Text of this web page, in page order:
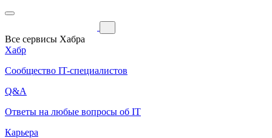
Все сервисы Хабра
Хабр
Сообщество IT-специалистов
Q&A
Ответы на любые вопросы об IT
Карьера